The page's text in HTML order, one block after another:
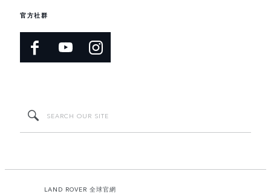
官方社群
LAND ROVER 全球官網